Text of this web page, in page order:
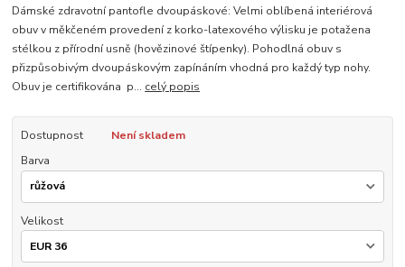
Dámské zdravotní pantofle dvoupáskové: Velmi oblíbená interiérová
obuv v měkčeném provedení z korko-latexového výlisku je potažena
stélkou z přírodní usně (hovězinové štípenky). Pohodlná obuv s
přizpůsobivým dvoupáskovým zapínáním vhodná pro každý typ nohy.
Obuv je certifikována p... celý popis
Dostupnost
Není skladem
Barva
Velikost